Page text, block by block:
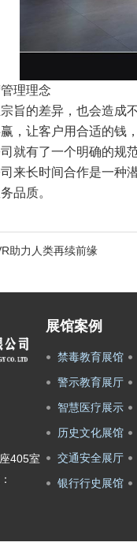
管理理念
旨的差异，也会造成
，让客户用合适的钱
就有了一个明确的规
来长时间合作是一种
品质。
助力人类再续前缘
405室
展馆案例
禁毒教育展馆
警示教育展厅
智慧医疗展示
历史文化展馆
交通安全展厅
银行行史展馆